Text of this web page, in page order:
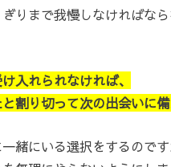
りまで我慢しなければな
入れられなければ、
割り切って次の出会いに
緒にいる選択をするのです